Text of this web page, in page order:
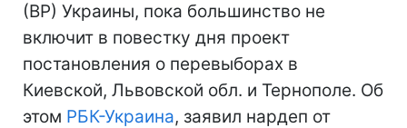
(ВР) Украины, пока большинство не
включит в повестку дня проект
постановления о перевыборах в
Киевской, Львовской обл. и Тернополе. Об
этом РБК-Украина, заявил нардеп от